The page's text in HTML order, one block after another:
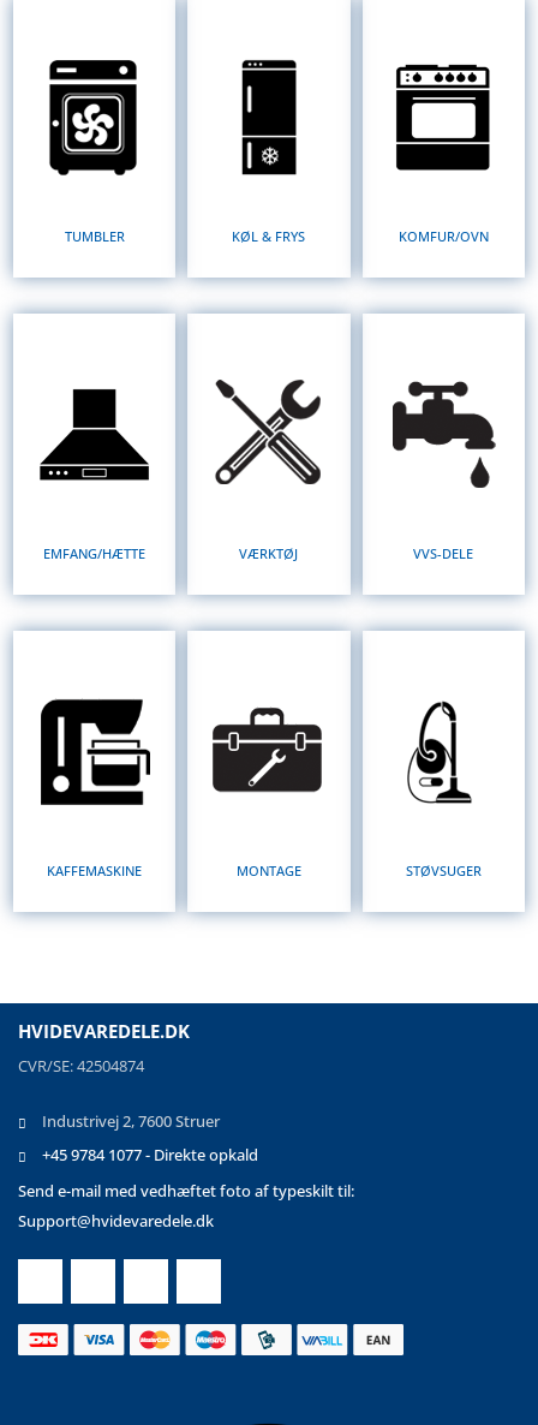
TUMBLER KØL & FRYS KOMFUR/OVN
EMFANG/HÆTTE VÆRKTØJ VVS-DELE
KAFFEMASKINE MONTAGE STØVSUGER
HVIDEVAREDELE.DK
CVR/SE: 42504874
Industrivej 2, 7600 Struer
+45 9784 1077 - Direkte opkald
Send e-mail med vedhæftet foto af typeskilt til:
Support@hvidevaredele.dk